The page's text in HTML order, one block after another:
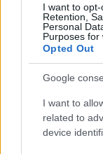
I want to opt-
Retention,
Personal
Purposes for
Opted Out
Google
I want to
related to
device